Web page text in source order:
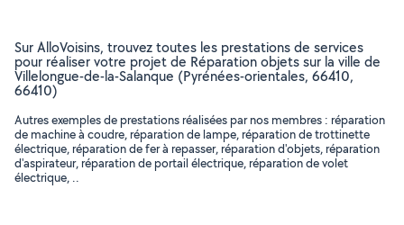
Sur AlloVoisins, trouvez toutes les prestations de services
pour réaliser votre projet de Réparation objets sur la ville de
Villelongue-de-la-Salanque (Pyrénées-orientales, 66410,
66410)
Autres exemples de prestations réalisées par nos membres : réparation
de machine à coudre, réparation de lampe, réparation de trottinette
électrique, réparation de fer à repasser, réparation d'objets, réparation
d'aspirateur, réparation de portail électrique, réparation de volet
électrique, ..